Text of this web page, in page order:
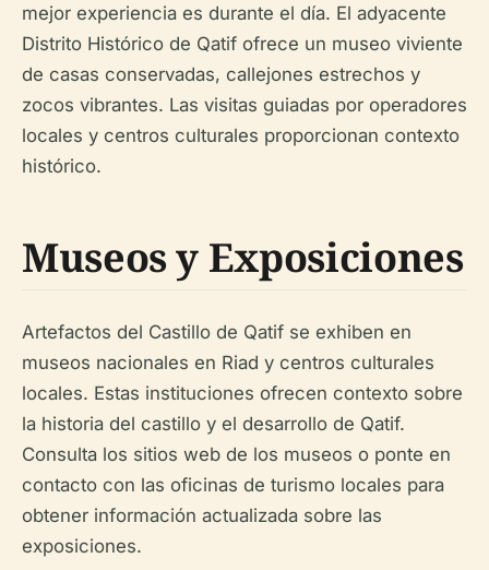
mejor experiencia es durante el día. El adyacente
Distrito Histórico de Qatif ofrece un museo viviente
de casas conservadas, callejones estrechos y
zocos vibrantes. Las visitas guiadas por operadores
locales y centros culturales proporcionan contexto
histórico.
Museos y Exposiciones
Artefactos del Castillo de Qatif se exhiben en
museos nacionales en Riad y centros culturales
locales. Estas instituciones ofrecen contexto sobre
la historia del castillo y el desarrollo de Qatif.
Consulta los sitios web de los museos o ponte en
contacto con las oficinas de turismo locales para
obtener información actualizada sobre las
exposiciones.